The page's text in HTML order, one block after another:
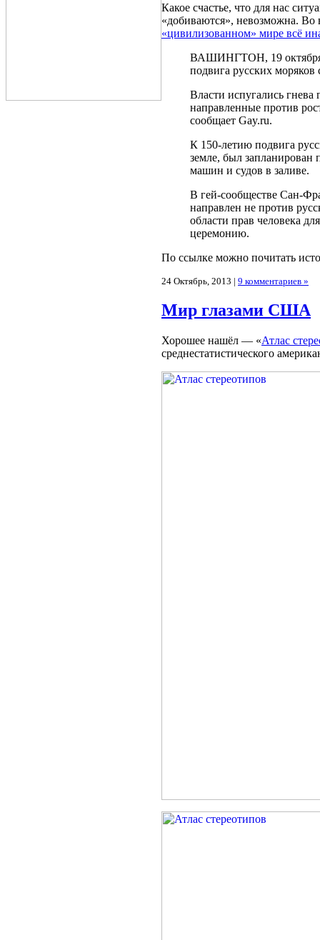
Какое счастье, что для нас
«добиваются», невозможна. Во
«цивилизованном» мире всё
ВАШИНГТОН, 19 октября.
подвига русских моряков
Власти испугались гнева
направленные против
сообщает Gay.ru.
К 150-летию подвига
земле, был запланирован
машин и судов в заливе.
В гей-сообществе Сан-
направлен не против
области прав человека
церемонию.
По ссылке можно почитать
24 Октябрь, 2013 | 9 комментариев »
Мир глазами США
Хорошее нашёл — «Атлас
среднестатистического